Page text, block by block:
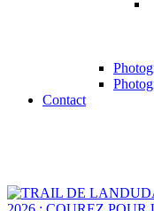
Contact